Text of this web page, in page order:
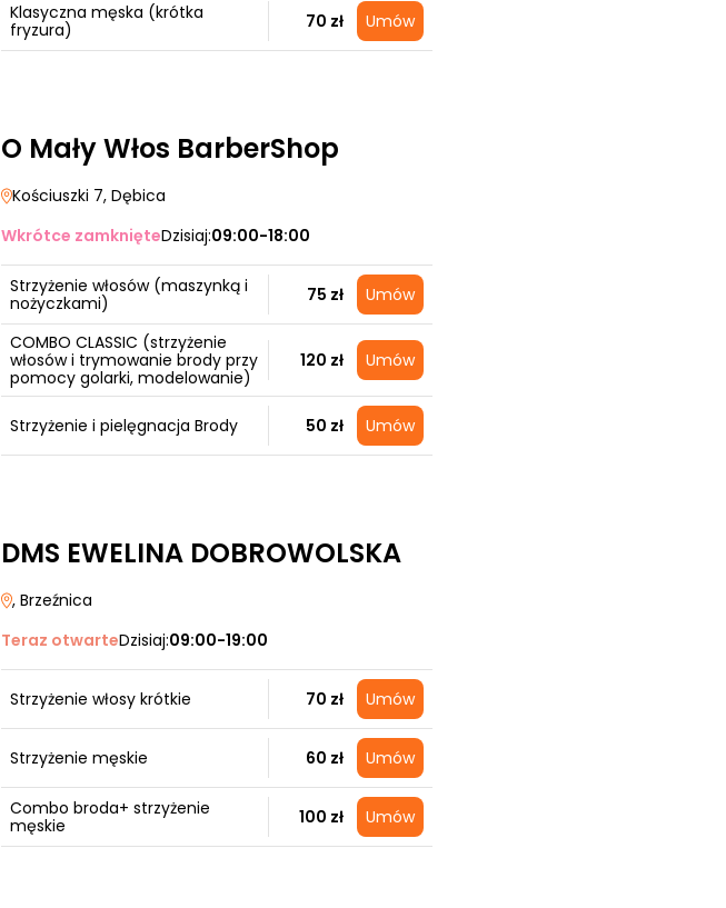
Klasyczna męska (krótka
fryzura)
70 zł Umów
O Mały Włos BarberShop
Kościuszki 7, Dębica
Wkrótce zamknięteDzisiaj:09:00-18:00
Strzyżenie włosów (maszynką i
nożyczkami)
75 zł Umów
COMBO CLASSIC (strzyżenie
włosów i trymowanie brody przy
pomocy golarki, modelowanie)
120 zł Umów
Strzyżenie i pielęgnacja Brody 50 zł Umów
DMS EWELINA DOBROWOLSKA
, Brzeźnica
Teraz otwarteDzisiaj:09:00-19:00
Strzyżenie włosy krótkie 70 zł Umów
Strzyżenie męskie 60 zł Umów
Combo broda+ strzyżenie
męskie
100 zł Umów